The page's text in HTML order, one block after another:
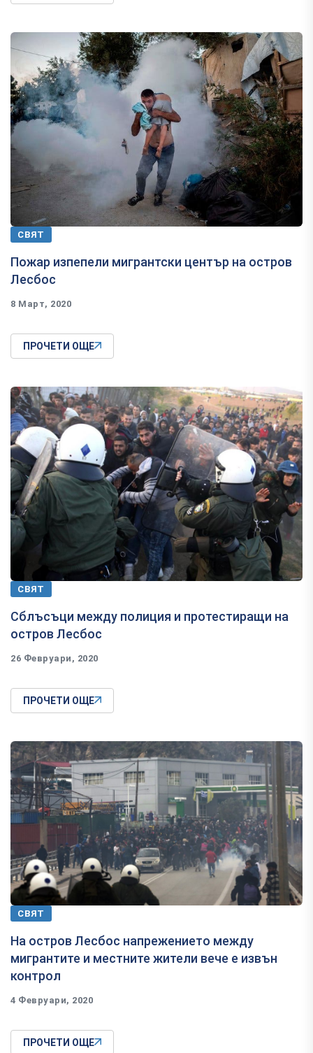
СВЯТ
Пожар изпепели мигрантски център на остров
Лесбос
8 Март, 2020
ПРОЧЕТИ ОЩЕ
СВЯТ
Сблъсъци между полиция и протестиращи на
остров Лесбос
26 Февруари, 2020
ПРОЧЕТИ ОЩЕ
СВЯТ
На остров Лесбос напрежението между
мигрантите и местните жители вече е извън
контрол
4 Февруари, 2020
ПРОЧЕТИ ОЩЕ